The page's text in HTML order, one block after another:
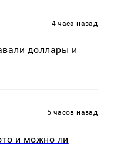
4 часа назад
доллары и
5 часов назад
и можно ли